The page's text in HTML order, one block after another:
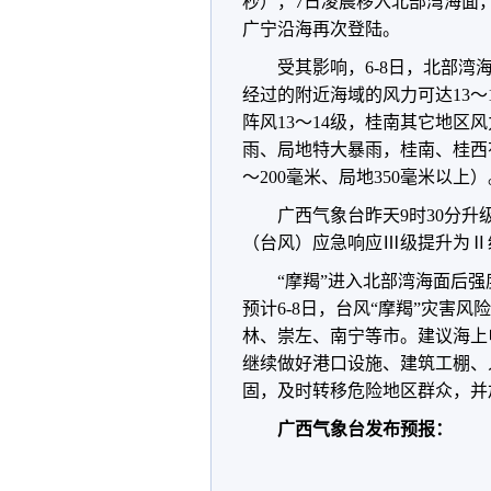
广宁沿海再次登陆。
受其影响，6-8日，北部湾
经过的附近海域的风力可达13
阵风13～14级，桂南其它地区
雨、局地特大暴雨，桂南、桂
～200毫米、局地350毫米以上
广西气象台昨天9时30分升
（台风）应急响应Ⅲ级提升为Ⅱ
“摩羯”进入北部湾海面后
预计6-8日，台风“摩羯”灾害风
林、崇左、南宁等市。建议海
继续做好港口设施、建筑工棚
固，及时转移危险地区群众，
广西气象台发布预报：